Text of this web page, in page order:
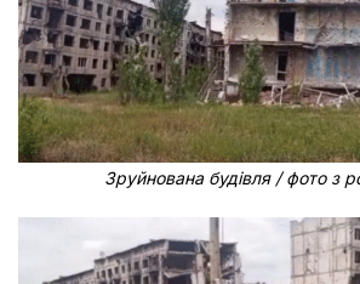
Зруйнована будівля / фото з